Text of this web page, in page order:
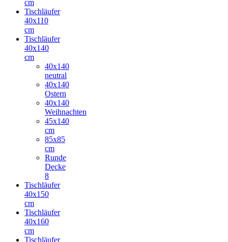
cm
Tischläufer
40x110
cm
Tischläufer
40x140
cm
40x140
neutral
40x140
Ostern
40x140
Weihnachten
45x140
cm
85x85
cm
Runde
Decke
8
Tischläufer
40x150
cm
Tischläufer
40x160
cm
Tischläufer